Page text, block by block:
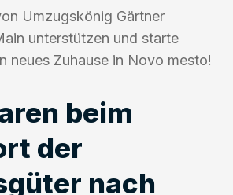
Umzugskönig Gärtner
unterstützen und starte
neues Zuhause in Novo mesto!
beim
der
nach